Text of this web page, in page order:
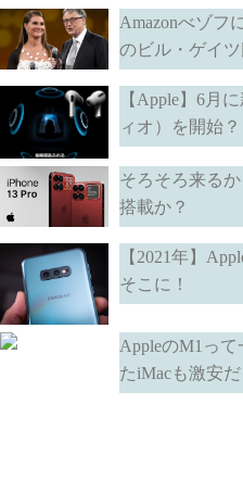
Amazonべゾフ
のビル・ゲイ
【Apple】6月
ィオ）を開始？
そろそろ来る
搭載か？
【2021年】
そこに！
AppleのM1っ
たiMacも激安